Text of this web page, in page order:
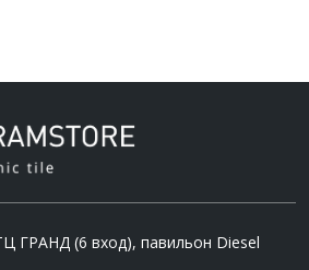
ГРАНД (6 вход), павильон Diesel